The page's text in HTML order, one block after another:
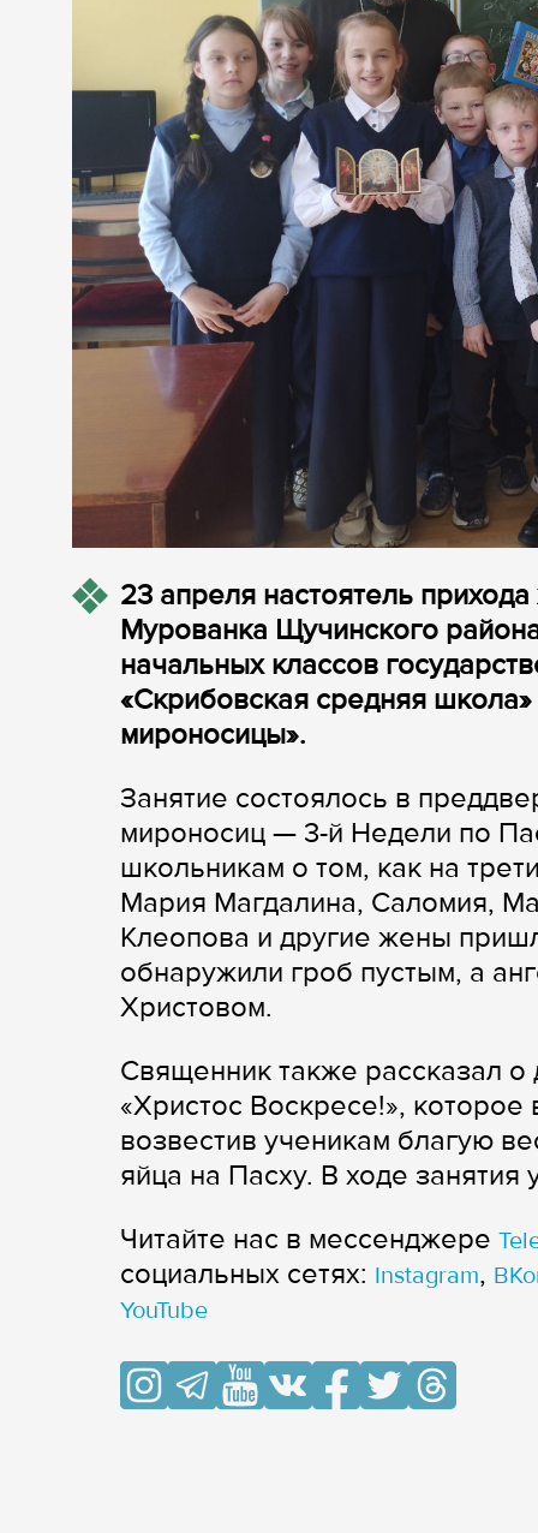
23 апреля настоятель
Мурованка Щучинского
начальных классов
«Скрибовская средняя
мироносицы».
Занятие состоялось в
мироносиц — 3-й Недели по
школьникам о том, как на
Мария Магдалина, Саломия,
Клеопова и другие жены
обнаружили гроб пустым, а
Христовом.
Священник также рассказал о
«Христос Воскресе!»,
возвестив ученикам благую
яйца на Пасху. В ходе
Читайте нас в мессенджере
cоциальных сетях: Instagram,
YouTube